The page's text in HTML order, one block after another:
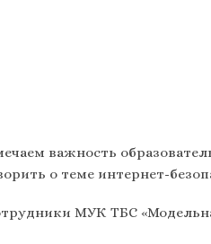
важность
о теме интернет-
МУК ТБС